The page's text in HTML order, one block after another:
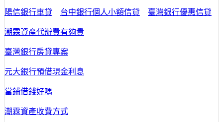
陽信銀行車貸 台中銀行個人小額信貸 臺灣銀行優惠信貸
潮霖資產代辦費有夠貴
臺灣銀行房貸專案
元大銀行預借現金利息
當鋪借錢好嗎
潮霖資產收費方式